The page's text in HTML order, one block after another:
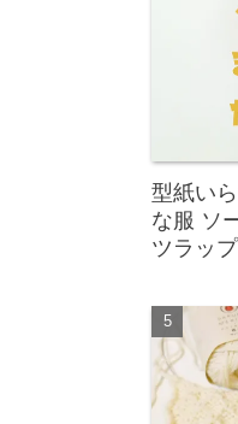
型紙い
な服 ソ
ツラッ